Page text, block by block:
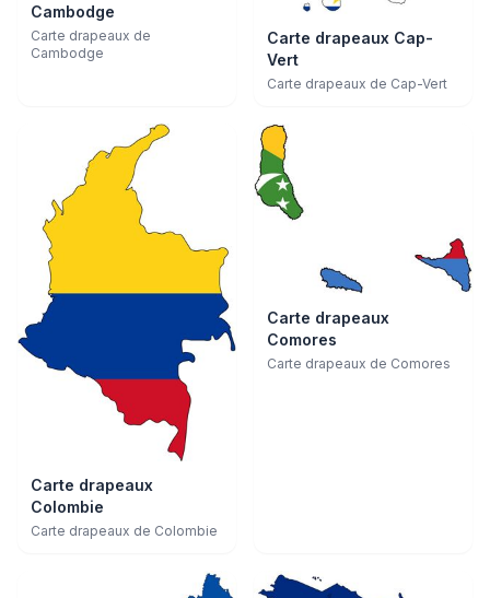
Cambodge
Carte drapeaux de
Cambodge
Carte drapeaux Cap-
Vert
Carte drapeaux de Cap-Vert
Carte drapeaux
Colombie
Carte drapeaux de Colombie
Carte drapeaux
Comores
Carte drapeaux de Comores